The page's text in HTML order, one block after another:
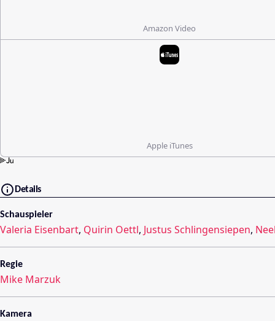
Amazon Video
Apple iTunes
Details
Schauspieler
Valeria Eisenbart, Quirin Oettl, Justus Schlingensiepen,
Regie
Mike Marzuk
Kamera